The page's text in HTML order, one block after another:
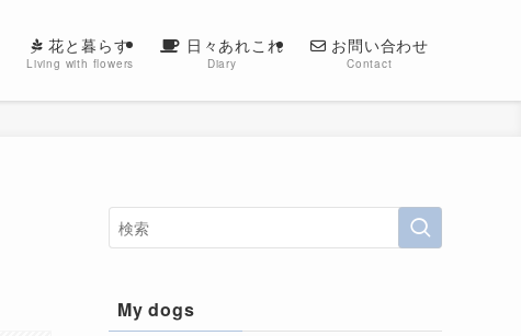
花と暮らす
Living with flowers
日々あれこれ
Diary
お問い合わせ
Contact
My dogs